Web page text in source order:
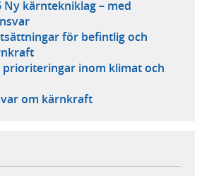
Ny kärntekniklag – med
för befintlig och
prioriteringar inom klimat och
om kärnkraft